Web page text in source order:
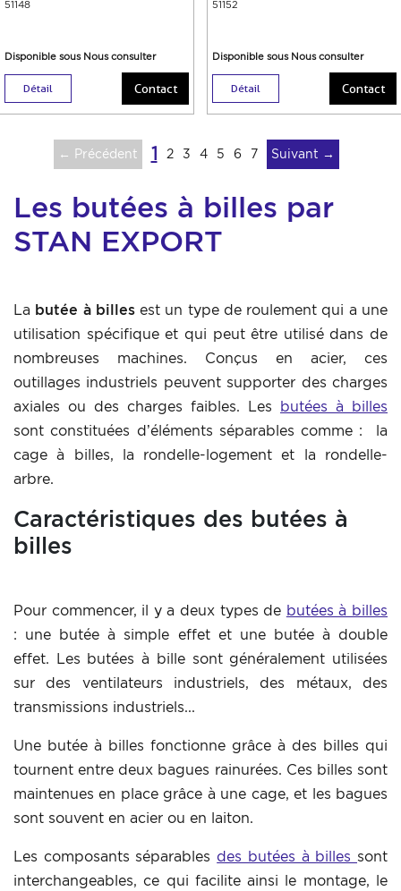
51148
Disponible sous Nous consulter
Détail Contact
51152
Disponible sous Nous consulter
Détail Contact
← Précédent 1 2 3 4 5 6 7 Suivant →
Les butées à billes par
STAN EXPORT
La butée à billesest un type de roulement qui a une
utilisation spécifique et qui peut être utilisé dans de
nombreuses machines. Conçus en acier, ces
outillages industriels peuvent supporter des charges
axiales ou des charges faibles. Les
butées à billes
sont constituées d’éléments séparables comme : la
cage à billes, la rondelle-logement et la rondelle-
arbre.
Caractéristiques des butées à
billes
Pour commencer, il y a deux types de butées à billes
: une butée à simple effet et une butée à double
effet. Les butées à bille sont généralement utilisées
sur des ventilateurs industriels, des métaux, des
transmissions industriels...
Une butée à billes fonctionne grâce à des billes qui
tournent entre deux bagues rainurées. Ces billes sont
maintenues en place grâce à une cage, et les bagues
sont souvent en acier ou en laiton.
Les composants séparables des butées à billessont
interchangeables, ce qui facilite ainsi le montage, le